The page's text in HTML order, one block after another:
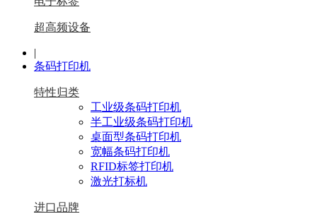
超高频设备
|
条码打印机
特性归类
工业级条码打印机
半工业级条码打印机
桌面型条码打印机
宽幅条码打印机
RFID标签打印机
激光打标机
进口品牌